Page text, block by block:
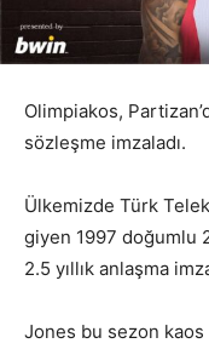
Olimpiakos,
sözleşme imzaladı.
Ülkemizde Türk
giyen 1997 doğumlu
2.5 yıllık anlaşma
Jones bu sezon kaos